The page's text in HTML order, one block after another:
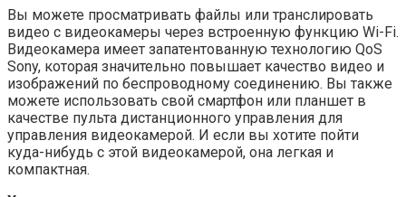
Вы можете просматривать файлы или транслировать
видео с видеокамеры через встроенную функцию Wi-Fi.
Видеокамера имеет запатентованную технологию QoS
Sony, которая значительно повышает качество видео и
изображений по беспроводному соединению. Вы также
можете использовать свой смартфон или планшет в
качестве пульта дистанционного управления для
управления видеокамерой. И если вы хотите пойти
куда-нибудь с этой видеокамерой, она легкая и
компактная.